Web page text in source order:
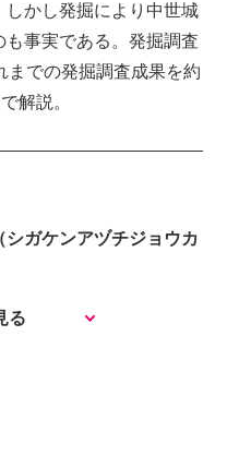
かし発掘により中世城
事実である。発掘調査
までの発掘調査成果を約
解説。
ガケンアヅチジョウカ
る